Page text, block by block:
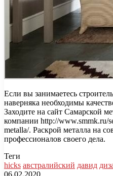
Если вы занимаетесь
наверняка необходимы
Заходите на сайт Самарской
компании http://www.smmk.ru/
metalla/. Раскрой металла на
профессионалов своего дела.
Теги
hicks австралийский давид
06.02.2020